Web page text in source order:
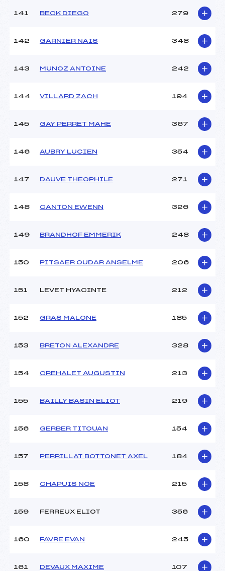
141 BECK DIEGO 279
142 GARNIER NAIS 348
143 MUNOZ ANTOINE 242
144 VILLARD ZACH 194
145 GAY PERRET MAHE 367
146 AUBRY LUCIEN 354
147 DAUVE THEOPHILE 271
148 CANTON EWENN 326
149 BRANDHOF EMMERIK 248
150 PITSAER OUDAR ANSELME 206
151 LEVET HYACINTE 212
152 GRAS MALONE 185
153 BRETON ALEXANDRE 328
154 CREHALET AUGUSTIN 213
155 BAILLY BASIN ELIOT 219
156 GERBER TITOUAN 154
157 PERRILLAT BOTTONET AXEL 184
158 CHAPUIS NOE 215
159 FERREUX ELIOT 356
160 FAVRE EVAN 245
161 DEVAUX MAXIME 107